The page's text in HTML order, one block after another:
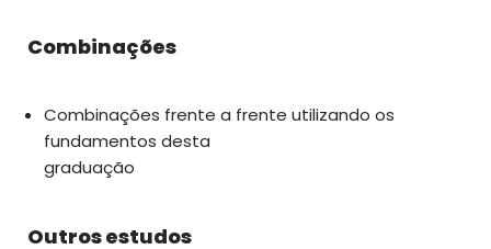
Combinações
Combinações frente a frente utilizando os
fundamentos desta
graduação
Outros estudos